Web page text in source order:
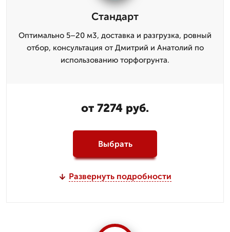
Стандарт
Оптимально 5–20 м3, доставка и разгрузка, ровный
отбор, консультация от Дмитpий и Анатолий по
использованию торфогрунта.
от 7274 руб.
Выбрать
Развернуть подробности